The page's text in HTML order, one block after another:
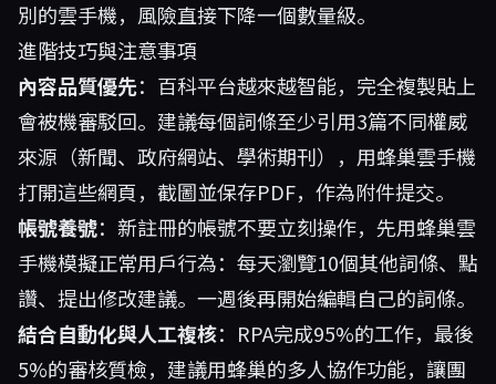
別的雲手機，風險直接下降一個數量級。
進階技巧與注意事項
內容品質優先：百科平台越來越智能，完全複製貼上
會被機審駁回。建議每個詞條至少引用3篇不同權威
來源（新聞、政府網站、學術期刊），用蜂巢雲手機
打開這些網頁，截圖並保存PDF，作為附件提交。
帳號養號：新註冊的帳號不要立刻操作，先用蜂巢雲
手機模擬正常用戶行為：每天瀏覽10個其他詞條、點
讚、提出修改建議。一週後再開始編輯自己的詞條。
結合自動化與人工複核：RPA完成95%的工作，最後
5%的審核質檢，建議用蜂巢的多人協作功能，讓團